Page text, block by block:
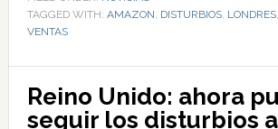
TAGGED WITH: AMAZON DISTURBIOS, LONDRES,
VENTAS
Reino Unido: ahora
seguir los disturbios